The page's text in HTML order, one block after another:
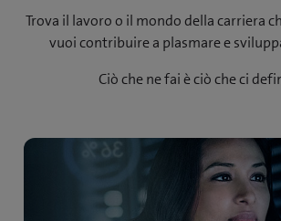
Trova il lavoro o il mondo della carriera
vuoi contribuire a plasmare e
Ciò che ne fai è ciò che ci